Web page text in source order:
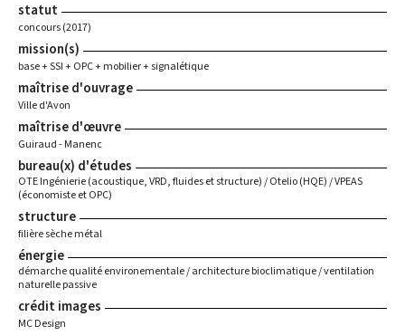
statut
concours (2017)
mission(s)
base + SSI + OPC + mobilier + signalétique
maîtrise d'ouvrage
Ville d'Avon
maîtrise d'œuvre
Guiraud - Manenc
bureau(x) d'études
OTE Ingénierie (acoustique, VRD, fluides et structure) / Otelio (HQE) / VPEAS
(économiste et OPC)
structure
filière sèche métal
énergie
démarche qualité environementale / architecture bioclimatique / ventilation
naturelle passive
crédit images
MC Design